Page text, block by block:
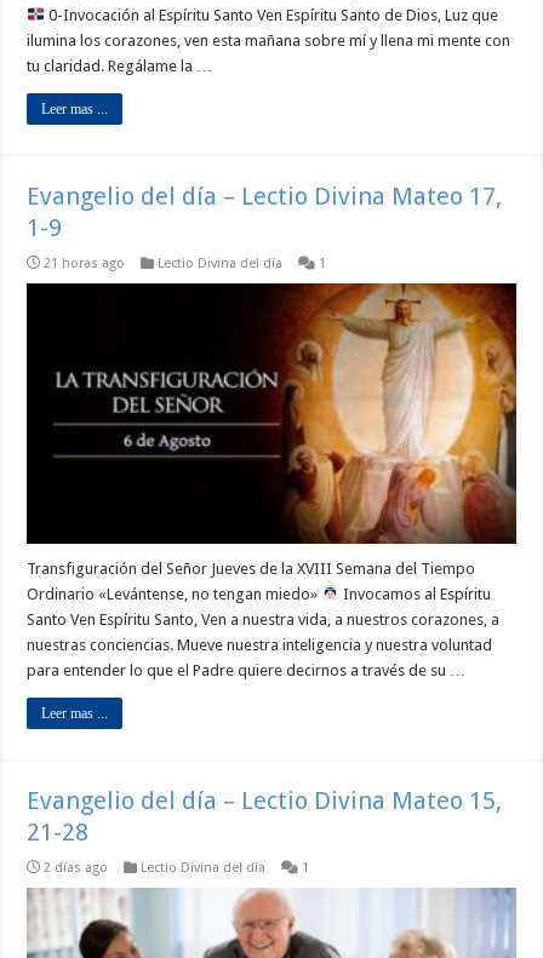
0-Invocación al Espíritu Santo Ven Espíritu Santo de Dios, Luz que
ilumina los corazones, ven esta mañana sobre mí y llena mi mente con
tu claridad. Regálame la …
Leer mas ...
Evangelio del día – Lectio Divina Mateo 17,
1-9
21 horas ago Lectio Divina del día 1
Transfiguración del Señor Jueves de la XVIII Semana del Tiempo
Ordinario «Levántense, no tengan miedo»
Invocamos al Espíritu
Santo Ven Espíritu Santo, Ven a nuestra vida, a nuestros corazones, a
nuestras conciencias. Mueve nuestra inteligencia y nuestra voluntad
para entender lo que el Padre quiere decirnos a través de su …
Leer mas ...
Evangelio del día – Lectio Divina Mateo 15,
21-28
2 días ago Lectio Divina del día 1